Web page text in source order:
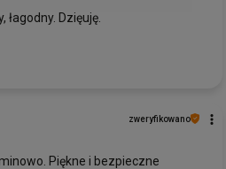
łagodny. Dzięuję.
zweryfikowano
Piękne i bezpieczne